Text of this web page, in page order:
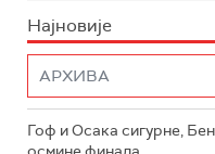
Најновије
Гоф и Осака сигурне,